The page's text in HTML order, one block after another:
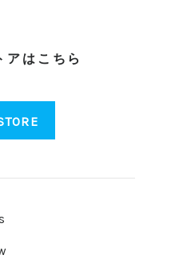
アはこちら